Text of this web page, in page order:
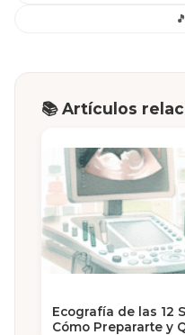
📚 Artículos
Ecografía de las 12
Cómo Prepararte y